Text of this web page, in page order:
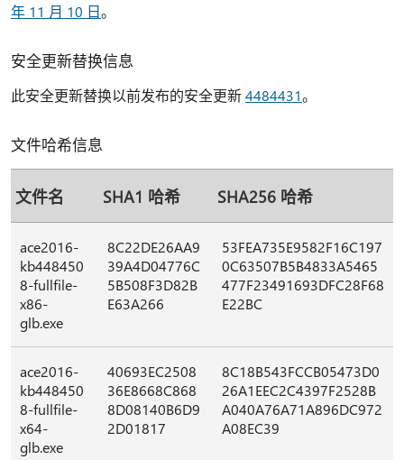
年 11 月 10 日。
安全更新替换信息
此安全更新替换以前发布的安全更新4484431。
文件哈希信息
文件名 SHA1 哈希 SHA256 哈希
ace2016-
kb448450
8-fullfile-
x86-
glb.exe
8C22DE26AA9
39A4D04776C
5B508F3D82B
E63A266
53FEA735E9582F16C197
0C63507B5B4833A5465
477F23491693DFC28F68
E22BC
ace2016-
kb448450
8-fullfile-
x64-
glb.exe
40693EC2508
36E8668C868
8D08140B6D9
2D01817
8C18B543FCCB05473D0
26A1EEC2C4397F2528B
A040A76A71A896DC972
A08EC39